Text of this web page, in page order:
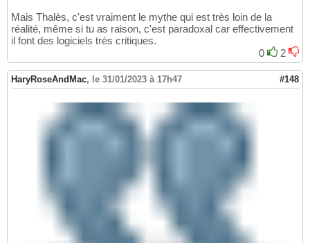
Mais Thalès, c'est vraiment le mythe qui est très loin de la
réalité, même si tu as raison, c'est paradoxal car effectivement
il font des logiciels très critiques.
0
2
HaryRoseAndMac, le 31/01/2023 à 17h47 #148